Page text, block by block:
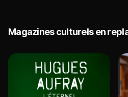
Magazines culturels en